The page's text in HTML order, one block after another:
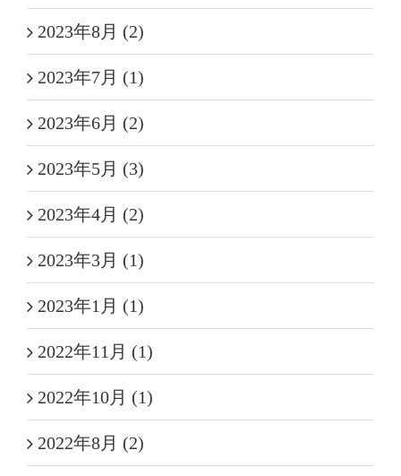
2023年8月 (2)
2023年7月 (1)
2023年6月 (2)
2023年5月 (3)
2023年4月 (2)
2023年3月 (1)
2023年1月 (1)
2022年11月 (1)
2022年10月 (1)
2022年8月 (2)